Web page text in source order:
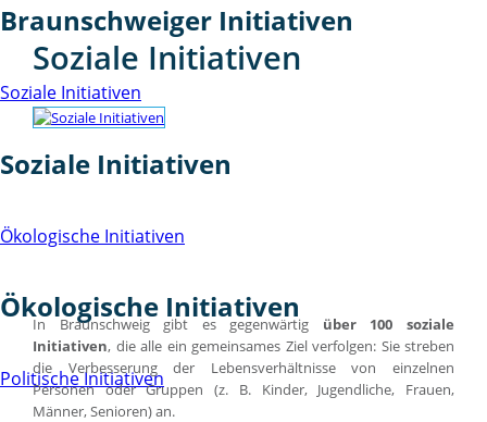
Braunschweiger Initiativen
Soziale Initiativen
Soziale Initiativen
Ökologische Initiativen
Ökologische Initiativen
Politische Initiativen
Soziale Initiativen
In Braunschweig gibt es gegenwärtig über 100 soziale
Initiativen, die alle ein gemeinsames Ziel verfolgen: Sie streben
die Verbesserung der Lebensverhältnisse von einzelnen
Personen oder Gruppen (z. B. Kinder, Jugendliche, Frauen,
Männer, Senioren) an.